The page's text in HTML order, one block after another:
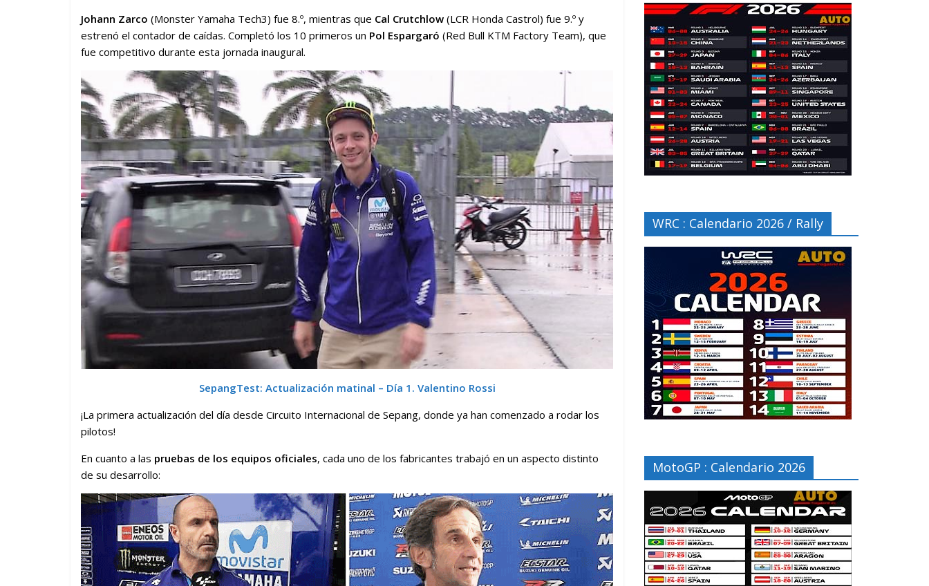
Johann Zarco (Monster Yamaha Tech3) fue 8.º, mientras que Cal Crutchlow (LCR Honda Castrol) fue 9.º y
estrenó el contador de caídas. Completó los 10 primeros un Pol Espargaró (Red Bull KTM Factory Team), que
fue competitivo durante esta jornada inaugural.
SepangTest: Actualización matinal – Día 1. Valentino Rossi
¡La primera actualización del día desde Circuito Internacional de Sepang, donde ya han comenzado a rodar los
pilotos!
En cuanto a las pruebas de los equipos oficiales, cada uno de los fabricantes trabajó en un aspecto distinto
de su desarrollo:
WRC : Calendario 2026 / Rally
MotoGP : Calendario 2026